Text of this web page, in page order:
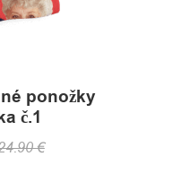
ponožky
č.1
€